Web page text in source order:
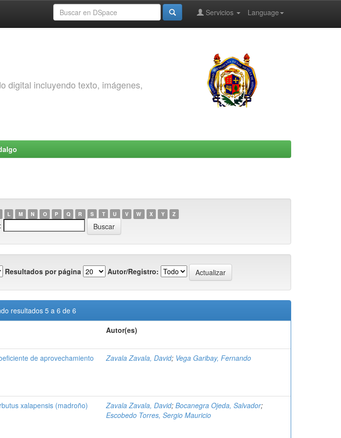
Language
Servicios
digital incluyendo texto, imágenes,
L M N O P Q R S T U V W X Y Z
Resultados por página Autor/Registro:
resultados 5 a 6 de 6
Autor(es)
de aprovechamiento
Zavala Zavala, David; Vega Garibay, Fernando
xalapensis (madroño) Zavala Zavala, David; Bocanegra Ojeda, Salvador;
Escobedo Torres, Sergio Mauricio